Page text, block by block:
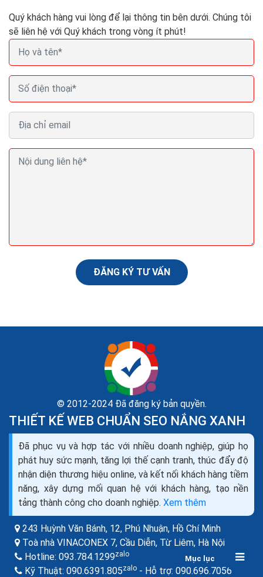
Mục lục
điều hướng người dùng về trang web chính...
Cách sale dự án cách tư vấn khách hàng mua đất
mua dự án căn hộ bđs
Có nhiều khi người tiêu dùng sẽ do dự về tình hình quy
hoạch của khu vực mà họ đang xem nhà, hoặc họ đang
trông đợi một mức giá hợp lý hơn với hầu...
Quý khách hàng vui lòng để lại thông tin bên dưới. Chúng tôi
sẽ liên hệ với Quý khách trong vòng ít phút!
ĐĂNG KÝ TƯ VẤN
© 2012-2024 Đã đăng ký bản quyền.
THIẾT KẾ WEB CHUẨN SEO NẮNG XANH
Đã phục vụ và hợp tác với nhiều doanh nghiệp, giúp họ
phát huy sức mạnh, tăng lợi thế cạnh tranh, thúc đẩy độ
nhận diện thương hiệu online, và kết nối khách hàng tiềm
năng, xây dựng mối quan hệ với khách hàng, tạo nền
tảng thành công cho doanh nghiệp. Xem thêm
243 Huỳnh Văn Bánh, 12, Phú Nhuận, Hồ Chí Minh
Toà nhà VINACONEX 7, Cầu Diễn, Từ Liêm, Hà Nội
Hotline: 093.784.1299zalo
Kỹ Thuật: 090.6391.805zalo - Hỗ trợ: 090.696.7056